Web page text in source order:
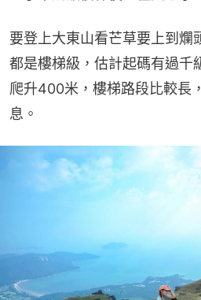
要登上大東山看芒草要上到爛
都是樓梯級，估計起碼有過千
爬升400米，樓梯路段比較長
息。